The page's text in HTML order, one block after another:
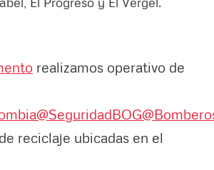
realizamos operativo de
@SeguridadBOG
reciclaje ubicadas en el